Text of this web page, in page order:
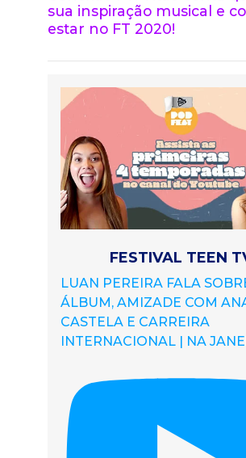
sua inspiração musical e
estar no FT 2020!
FESTIVAL TEEN
LUAN PEREIRA FALA
ÁLBUM, AMIZADE COM
CASTELA E CARREIRA
INTERNACIONAL | NA